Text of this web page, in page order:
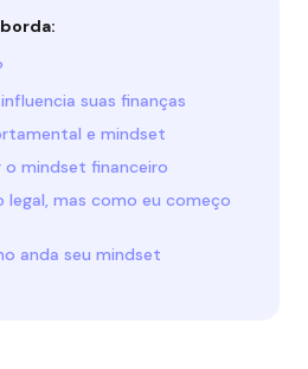
suas finanças
e mindset
o mindset financeiro
legal, mas como eu começo
anda seu mindset